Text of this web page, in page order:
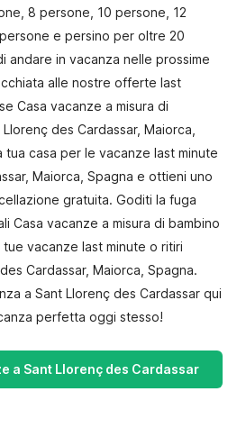
8 persone, 10 persone, 12
e persino per oltre 20
andare in vacanza nelle prossime
alle nostre offerte last
Casa vacanze a misura di
des Cardassar, Maiorca,
tua casa per le vacanze last minute
Maiorca, Spagna e ottieni uno
gratuita. Goditi la fuga
Casa vacanze a misura di bambino
vacanze last minute o ritiri
Cardassar, Maiorca, Spagna.
a Sant Llorenç des Cardassar qui
perfetta oggi stesso!
a Sant Llorenç des Cardassar